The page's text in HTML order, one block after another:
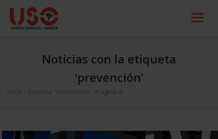
Noticias con la etiqueta
‘prevención’
Inicio Etiqueta "prevención" (Página 4)